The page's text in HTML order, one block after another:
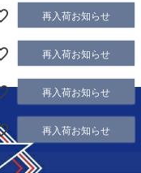
再入荷お知らせ
再入荷お知らせ
再入荷お知らせ
再入荷お知らせ